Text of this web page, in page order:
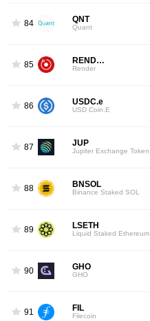
84 QNT
Quant
85 RENDER
Render
86 USDC.e
USD Coin.E
87 JUP
Jupiter Exchange Token
88 BNSOL
Binance Staked SOL
89 LSETH
Liquid Staked Ethereum
90 GHO
GHO
91 FIL
Filecoin